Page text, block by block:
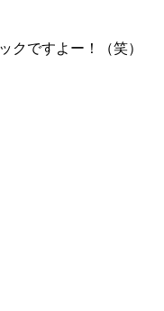
クですよー！（笑）